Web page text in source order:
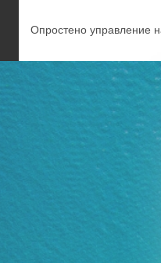
Опростено управление